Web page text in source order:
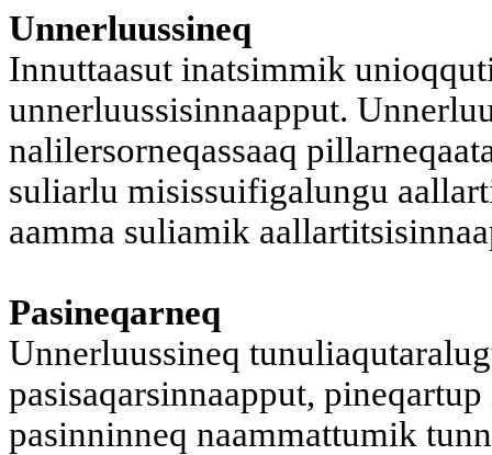
Unnerluussineq
Innuttaasut inatsimmik
unnerluussisinnaapput.
nalilersorneqassaaq
suliarlu misissuifigalungu
aamma suliamik
Pasineqarneq
Unnerluussineq
pasisaqarsinnaapput,
pasinninneq naammattumik